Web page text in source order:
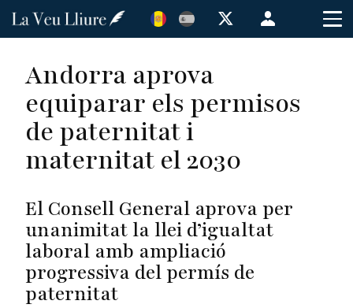
Vés
Menú
de
usuario
Andorra aprova
equiparar els permisos
de paternitat i
maternitat el 2030
El Consell General aprova per
unanimitat la llei d’igualtat
laboral amb ampliació
progressiva del permís de
paternitat